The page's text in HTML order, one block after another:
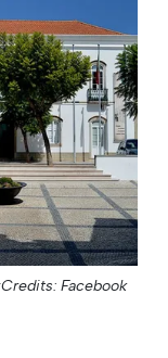
Credits: Facebook;